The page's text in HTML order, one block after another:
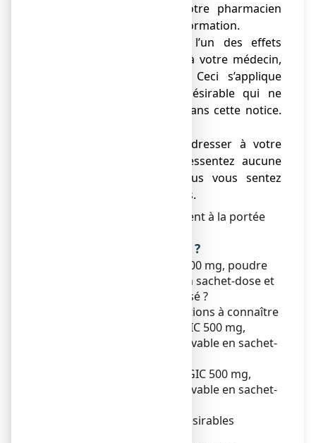
● Adressez-vous à votre pharmacien
pour tout conseil ou information.
● Si vous ressentez l’un des effets
indésirables, parlez-en à votre médecin,
ou votre pharmacien. Ceci s’applique
aussi à tout effet indésirable qui ne
serait pas mentionné dans cette notice.
● Vous devez vous adresser à votre
médecin si vous ne ressentez aucune
amélioration ou si vous vous sentez
moins bien après 3 jours.
Ne laissez pas ce médicament à la portée
Que contient cette notice ?
1. Qu'est-ce que ASPEGIC 500 mg, poudre
pour solution buvable en sachet-dose et
dans quels cas est-il utilisé ?
2. Quelles sont les informations à connaître
avant de prendre ASPEGIC 500 mg,
poudre pour solution buvable en sachet-
3. Comment prendre ASPEGIC 500 mg,
poudre pour solution buvable en sachet-
4. Quels sont les effets indésirables